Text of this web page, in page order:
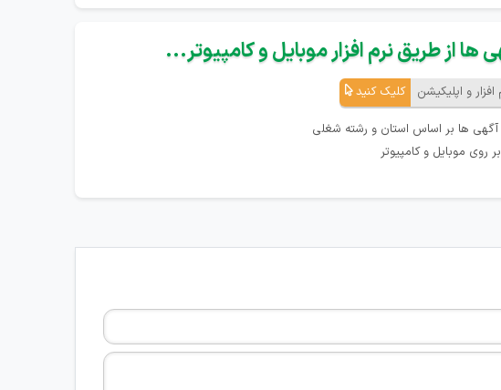
ها از طریق نرم افزار موبایل و کامپیوتر...
و اپلیکیشن کلیک کنید
آگهی ها بر اساس استان و رشته شغلی
روی موبایل و کامپیوتر